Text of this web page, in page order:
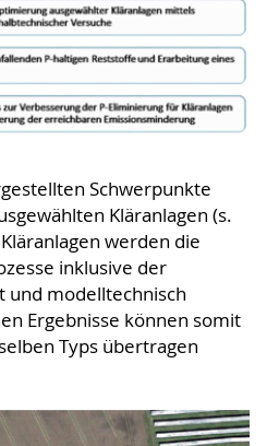
Schwerpunkte
Kläranlagen (s.
werden die
inklusive der
und modelltechnisch
Ergebnisse können somit
Typs übertragen